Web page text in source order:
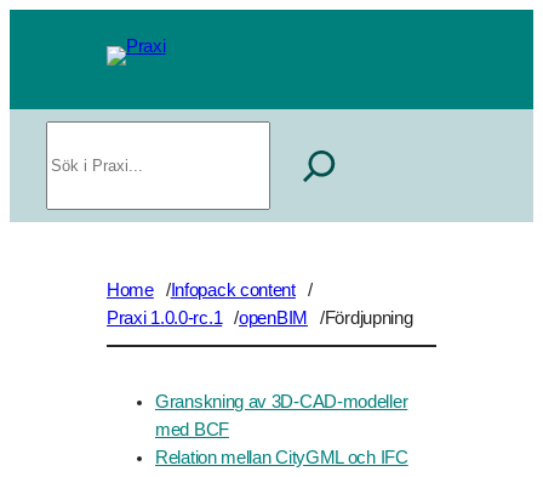
Home /Infopack content
/
Praxi 1.0.0-rc.1
/openBIM /Fördjupning
Granskning av 3D-CAD-modeller
med BCF
Relation mellan CityGML och IFC